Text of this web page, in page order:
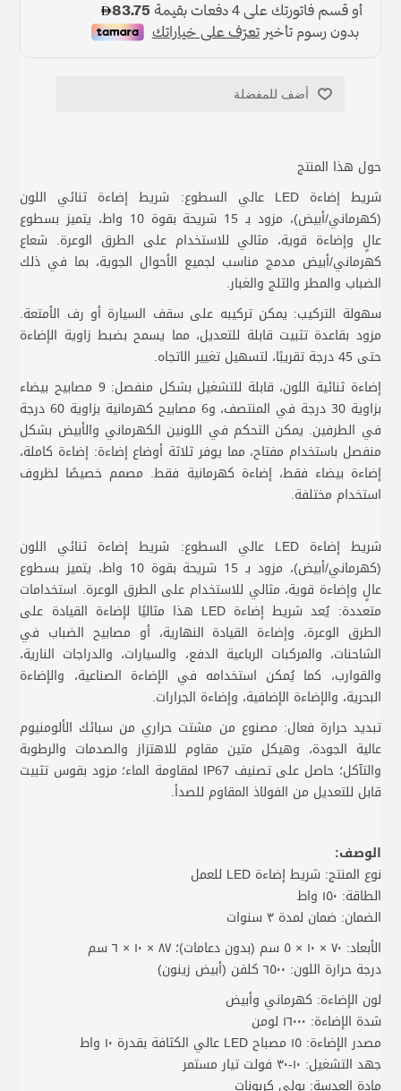
أضف للمفضلة
حول هذا المنتج
شريط إضاءة LED عالي السطوع: شريط إضاءة ثنائي اللون
(كهرماني/أبيض)، مزود بـ 15 شريحة بقوة 10 واط، يتميز بسطوع
عالٍ وإضاءة قوية، مثالي للاستخدام على الطرق الوعرة. شعاع
كهرماني/أبيض مدمج مناسب لجميع الأحوال الجوية، بما في ذلك
الضباب والمطر والثلج والغبار.
سهولة التركيب: يمكن تركيبه على سقف السيارة أو رف الأمتعة.
مزود بقاعدة تثبيت قابلة للتعديل، مما يسمح بضبط زاوية الإضاءة
حتى 45 درجة تقريبًا، لتسهيل تغيير الاتجاه.
إضاءة ثنائية اللون، قابلة للتشغيل بشكل منفصل: 9 مصابيح بيضاء
بزاوية 30 درجة في المنتصف، و6 مصابيح كهرمانية بزاوية 60 درجة
في الطرفين. يمكن التحكم في اللونين الكهرماني والأبيض بشكل
منفصل باستخدام مفتاح، مما يوفر ثلاثة أوضاع إضاءة: إضاءة كاملة،
إضاءة بيضاء فقط، إضاءة كهرمانية فقط. مصمم خصيصًا لظروف
استخدام مختلفة.
شريط إضاءة LED عالي السطوع: شريط إضاءة ثنائي اللون
(كهرماني/أبيض)، مزود بـ 15 شريحة بقوة 10 واط، يتميز بسطوع
عالٍ وإضاءة قوية، مثالي للاستخدام على الطرق الوعرة. استخدامات
متعددة: يُعد شريط إضاءة LED هذا مثاليًا لإضاءة القيادة على
الطرق الوعرة، وإضاءة القيادة النهارية، أو مصابيح الضباب في
الشاحنات، والمركبات الرباعية الدفع، والسيارات، والدراجات النارية،
والقوارب، كما يُمكن استخدامه في الإضاءة الصناعية، والإضاءة
البحرية، والإضاءة الإضافية، وإضاءة الجرارات.
تبديد حرارة فعال: مصنوع من مشتت حراري من سبائك الألومنيوم
عالية الجودة، وهيكل متين مقاوم للاهتزاز والصدمات والرطوبة
والتآكل؛ حاصل على تصنيف IP67 لمقاومة الماء؛ مزود بقوس تثبيت
قابل للتعديل من الفولاذ المقاوم للصدأ.
الوصف:
نوع المنتج: شريط إضاءة LED للعمل
الطاقة: ١٥٠ واط
الضمان: ضمان لمدة ٣ سنوات
الأبعاد: ٧٠ × ١٠ × ٥ سم (بدون دعامات)؛ ٨٧ × ١٠ × ٦ سم
درجة حرارة اللون: ٦٥٠٠ كلفن (أبيض زينون)
لون الإضاءة: كهرماني وأبيض
شدة الإضاءة: ١٦٠٠٠ لومن
مصدر الإضاءة: ١٥ مصباح LED عالي الكثافة بقدرة ١٠ واط
جهد التشغيل: ١٠-٣٠ فولت تيار مستمر
مادة العدسة: بولي كربونات